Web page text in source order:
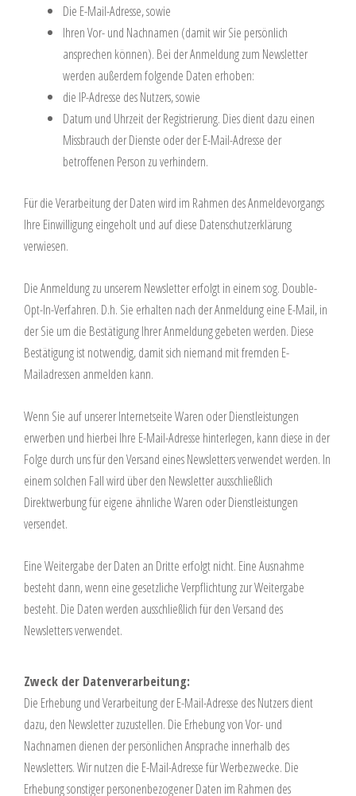
Die E-Mail-Adresse, sowie
Ihren Vor- und Nachnamen (damit wir Sie persönlich
ansprechen können). Bei der Anmeldung zum Newsletter
werden außerdem folgende Daten erhoben:
die IP-Adresse des Nutzers, sowie
Datum und Uhrzeit der Registrierung. Dies dient dazu einen
Missbrauch der Dienste oder der E-Mail-Adresse der
betroffenen Person zu verhindern.
Für die Verarbeitung der Daten wird im Rahmen des Anmeldevorgangs
Ihre Einwilligung eingeholt und auf diese Datenschutzerklärung
verwiesen.
Die Anmeldung zu unserem Newsletter erfolgt in einem sog. Double-
Opt-In-Verfahren. D.h. Sie erhalten nach der Anmeldung eine E-Mail, in
der Sie um die Bestätigung Ihrer Anmeldung gebeten werden. Diese
Bestätigung ist notwendig, damit sich niemand mit fremden E-
Mailadressen anmelden kann.
Wenn Sie auf unserer Internetseite Waren oder Dienstleistungen
erwerben und hierbei Ihre E-Mail-Adresse hinterlegen, kann diese in der
Folge durch uns für den Versand eines Newsletters verwendet werden. In
einem solchen Fall wird über den Newsletter ausschließlich
Direktwerbung für eigene ähnliche Waren oder Dienstleistungen
versendet.
Eine Weitergabe der Daten an Dritte erfolgt nicht. Eine Ausnahme
besteht dann, wenn eine gesetzliche Verpflichtung zur Weitergabe
besteht. Die Daten werden ausschließlich für den Versand des
Newsletters verwendet.
Zweck der Datenverarbeitung:
Die Erhebung und Verarbeitung der E-Mail-Adresse des Nutzers dient
dazu, den Newsletter zuzustellen. Die Erhebung von Vor- und
Nachnamen dienen der persönlichen Ansprache innerhalb des
Newsletters. Wir nutzen die E-Mail-Adresse für Werbezwecke. Die
Erhebung sonstiger personenbezogener Daten im Rahmen des